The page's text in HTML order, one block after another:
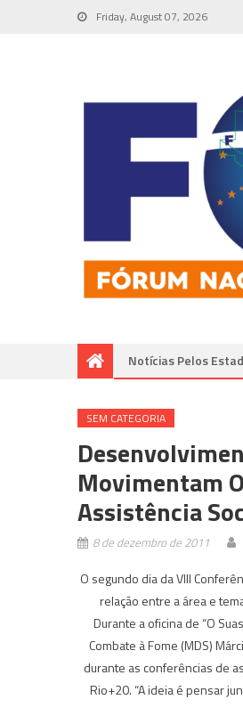
Friday, August 07, 2026
Notícias Pelos
SEM CATEGORIA
Movimentam
Assistência
8 de dezembro de 2011
O segundo dia da VIII
relação entre a área e
Durante a oficina de “O
Combate à Fome (MDS)
durante as conferências de
Rio+20. “A ideia é pensar